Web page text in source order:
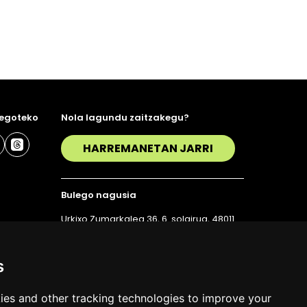
and other tracking technologies to improve your
Nola lagundu zaitzakegu?
HARREMANETAN JARRI
Bulego nagusia
Urkixo Zumarkalea 36, 6. solairua, 48011